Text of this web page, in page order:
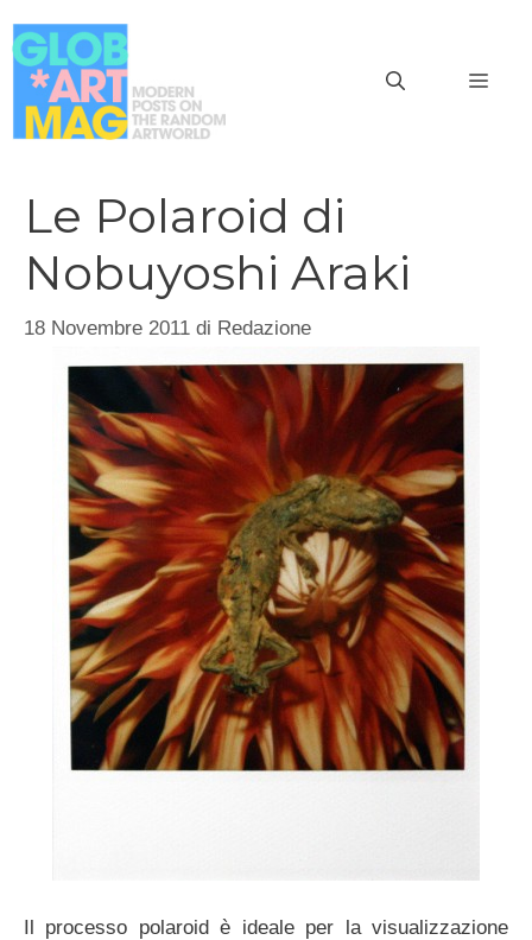
al
contenuto
Le Polaroid di
Nobuyoshi Araki
18 Novembre 2011 di Redazione
Il processo polaroid è ideale per la visualizzazione